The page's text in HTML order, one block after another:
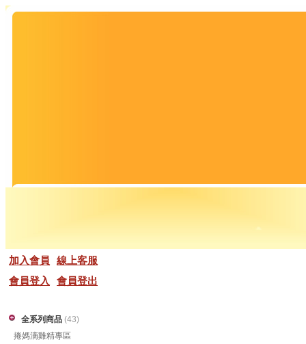
加入會員
線上客服
會員登入
會員登出
全系列商品 (43)
捲媽滴雞精專區